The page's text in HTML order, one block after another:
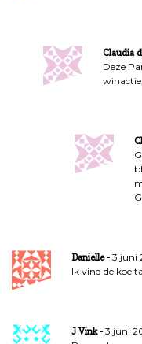
Claudia
Deze
Danielle
3 juni
Ik vind de
J Vink
3 juni